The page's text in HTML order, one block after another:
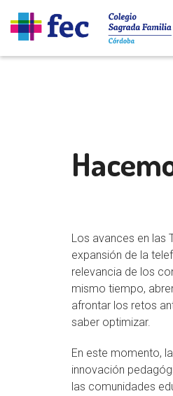
Los avances en las
expansión de la
relevancia de los
mismo tiempo,
afrontar los retos
saber optimizar.
En este momento,
innovación
las comunidades